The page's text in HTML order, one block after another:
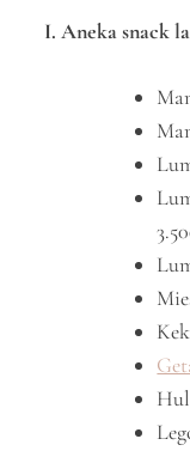
I. Aneka snack